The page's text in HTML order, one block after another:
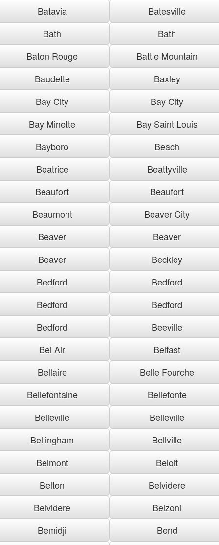
Batavia
Batesville
Bath
Bath
Baton Rouge
Battle Mountain
Baudette
Baxley
Bay City
Bay City
Bay Minette
Bay Saint Louis
Bayboro
Beach
Beatrice
Beattyville
Beaufort
Beaufort
Beaumont
Beaver City
Beaver
Beaver
Beaver
Beckley
Bedford
Bedford
Bedford
Bedford
Bedford
Beeville
Bel Air
Belfast
Bellaire
Belle Fourche
Bellefontaine
Bellefonte
Belleville
Belleville
Bellingham
Bellville
Belmont
Beloit
Belton
Belvidere
Belvidere
Belzoni
Bemidji
Bend